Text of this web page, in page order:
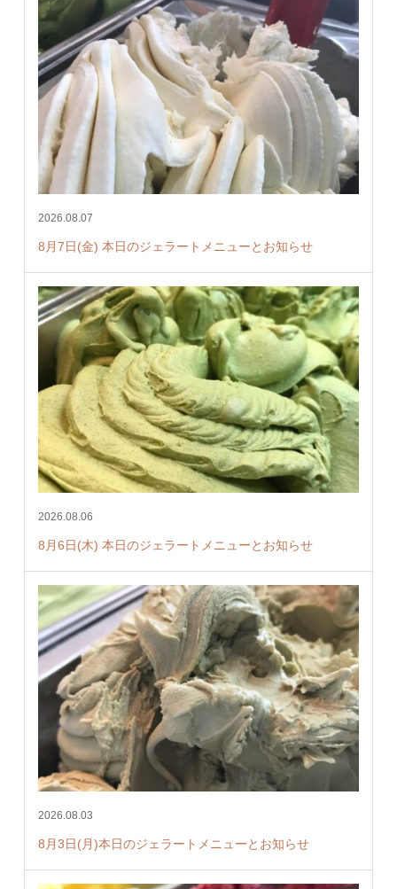
2026.08.07
8月7日(金) 本日のジェラートメニューとお知らせ
2026.08.06
8月6日(木) 本日のジェラートメニューとお知らせ
2026.08.03
8月3日(月)本日のジェラートメニューとお知らせ